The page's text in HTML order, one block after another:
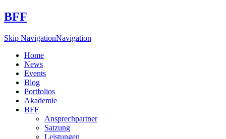
BFF
Skip NavigationNavigation
Home
News
Events
Blog
Portfolios
Akademie
BFF
Ansprechpartner
Satzung
Leistungen